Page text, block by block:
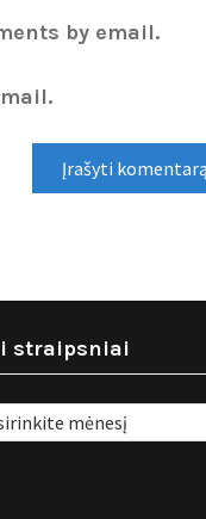
by email.
straipsniai